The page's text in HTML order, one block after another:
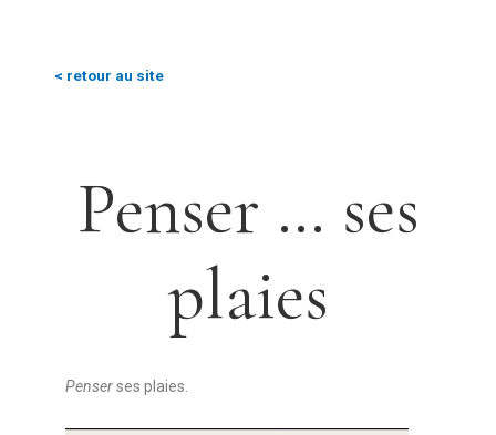
< retour au site
Penser … ses
plaies
Penserses plaies.